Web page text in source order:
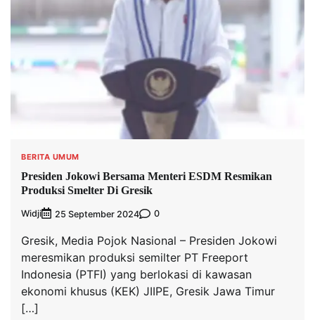
BERITA UMUM
Presiden Jokowi Bersama Menteri ESDM Resmikan
Produksi Smelter Di Gresik
Widji 25 September 2024 0
Gresik, Media Pojok Nasional – Presiden Jokowi
meresmikan produksi semilter PT Freeport
Indonesia (PTFI) yang berlokasi di kawasan
ekonomi khusus (KEK) JIIPE, Gresik Jawa Timur
[…]